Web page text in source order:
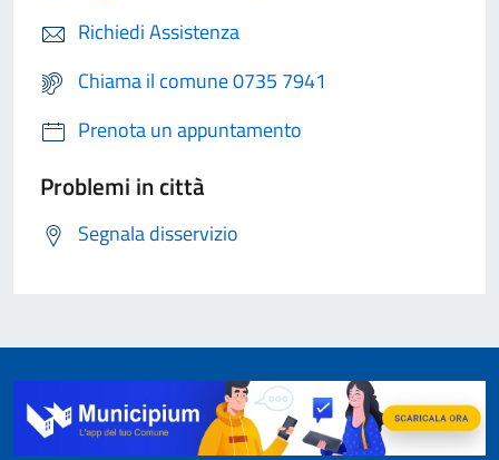
Richiedi Assistenza
Chiama il comune 0735 7941
Prenota un appuntamento
Problemi in città
Segnala disservizio